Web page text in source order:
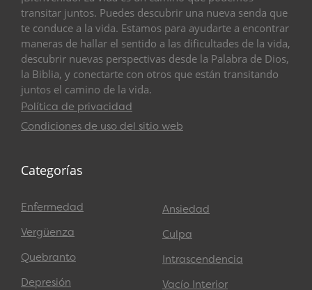
transitar juntos. Puedes descubrir una nueva senda que
te conduce a la vida. Estamos para ayudarte a encontrar
maneras de hallar el sentido a las dificultades de la vida,
descubrir nuevas perspectivas desde la Palabra de Dios,
la Biblia, y conectarte con otros que están transitando
juntos el camino de la vida.
Política de privacidad
Condiciones de uso del sitio web
Categorías
Enfermedad
Vergüenza
Quebranto
Depresión
Ansiedad
Culpa
Intrascendencia
Vacío Interior